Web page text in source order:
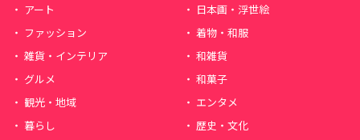
アート
日本画・浮世絵
ファッション
着物・和服
雑貨・インテリア
和雑貨
グルメ
和菓子
観光・地域
エンタメ
暮らし
歴史・文化